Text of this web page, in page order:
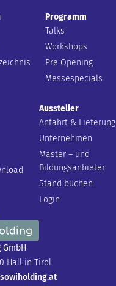
Programm
Talks
Workshops
Pre Opening
Messespecials
Aussteller
Anfahrt & Lieferung
Unternehmen
Master – und
Bildungsanbieter
Stand buchen
Login
Hall in Tirol